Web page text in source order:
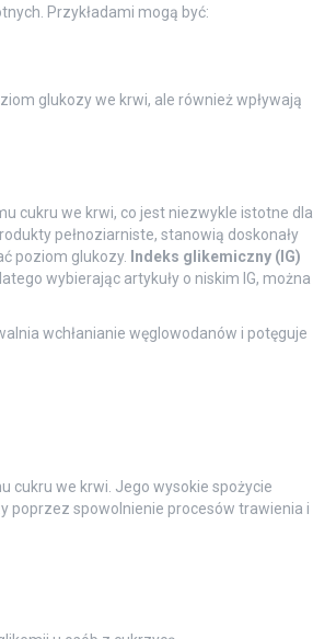
Przykładami mogą być:
glukozy we krwi, ale również wpływają
cukru we krwi, co jest niezwykle istotne dla
pełnoziarniste, stanowią doskonały
poziom glukozy. Indeks glikemiczny (IG)
wybierając artykuły o niskim IG, można
wchłanianie węglowodanów i potęguje
cukru we krwi. Jego wysokie spożycie
poprzez spowolnienie procesów trawienia i